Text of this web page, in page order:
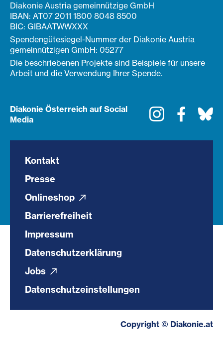
Diakonie Austria gemeinnützige GmbH
IBAN: AT07 2011 1800 8048 8500
BIC: GIBAATWWXXX
Spendengütesiegel-Nummer der Diakonie Austria
gemeinnützigen GmbH: 05277
Die beschriebenen Projekte sind Beispiele für unsere
Arbeit und die Verwendung Ihrer Spende.
Diakonie Österreich auf Social
Media
Instagram
Kontakt
Presse
Onlineshop
Barrierefreiheit
Impressum
Datenschutzerklärung
Jobs
Datenschutzeinstellungen
Copyright © Diakonie.at